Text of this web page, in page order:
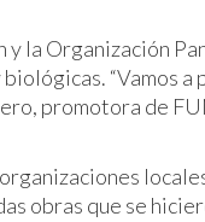
la Organización
“Vamos
promotora de
obras que se